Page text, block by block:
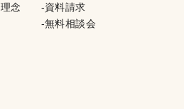
念
資料請求
無料相談会